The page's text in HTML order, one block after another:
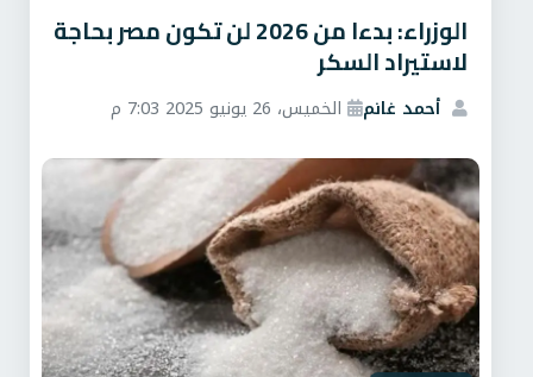
الوزراء: بدءا من 2026 لن تكون مصر بحاجة
لاستيراد السكر
أحمد غانم الخميس، 26 يونيو 2025 7:03 م